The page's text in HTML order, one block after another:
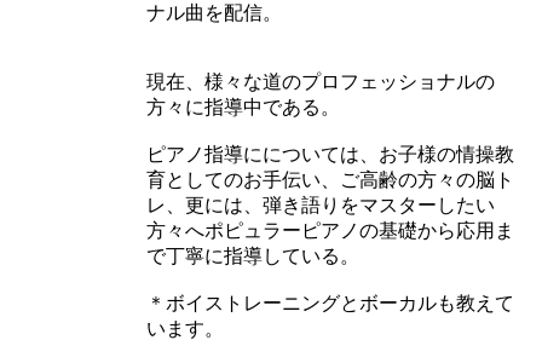
ナル曲を配信。
現在、様々な道のプロフェッショナルの
方々に指導中である。
ピアノ指導にについては、お子様の情操教
育としてのお手伝い、ご高齢の方々の脳ト
レ、更には、弾き語りをマスターしたい
方々へポピュラーピアノの基礎から応用ま
で丁寧に指導している。
＊ボイストレーニングとボーカルも教えて
います。